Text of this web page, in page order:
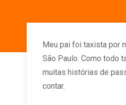
Meu pai foi taxista por
São Paulo. Como todo
muitas histórias de
contar.